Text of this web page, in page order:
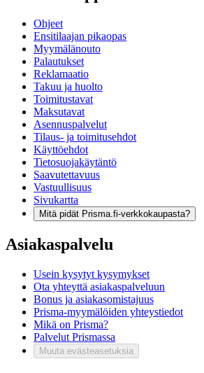
Ohjeet
Ensitilaajan pikaopas
Myymälänouto
Palautukset
Reklamaatio
Takuu ja huolto
Toimitustavat
Maksutavat
Asennuspalvelut
Tilaus- ja toimitusehdot
Käyttöehdot
Tietosuojakäytäntö
Saavutettavuus
Vastuullisuus
Sivukartta
Mitä pidät Prisma.fi-verkkokaupasta?
Asiakaspalvelu
Usein kysytyt kysymykset
Ota yhteyttä asiakaspalveluun
Bonus ja asiakasomistajuus
Prisma-myymälöiden yhteystiedot
Mikä on Prisma?
Palvelut Prismassa
Muuta evästeasetuksia